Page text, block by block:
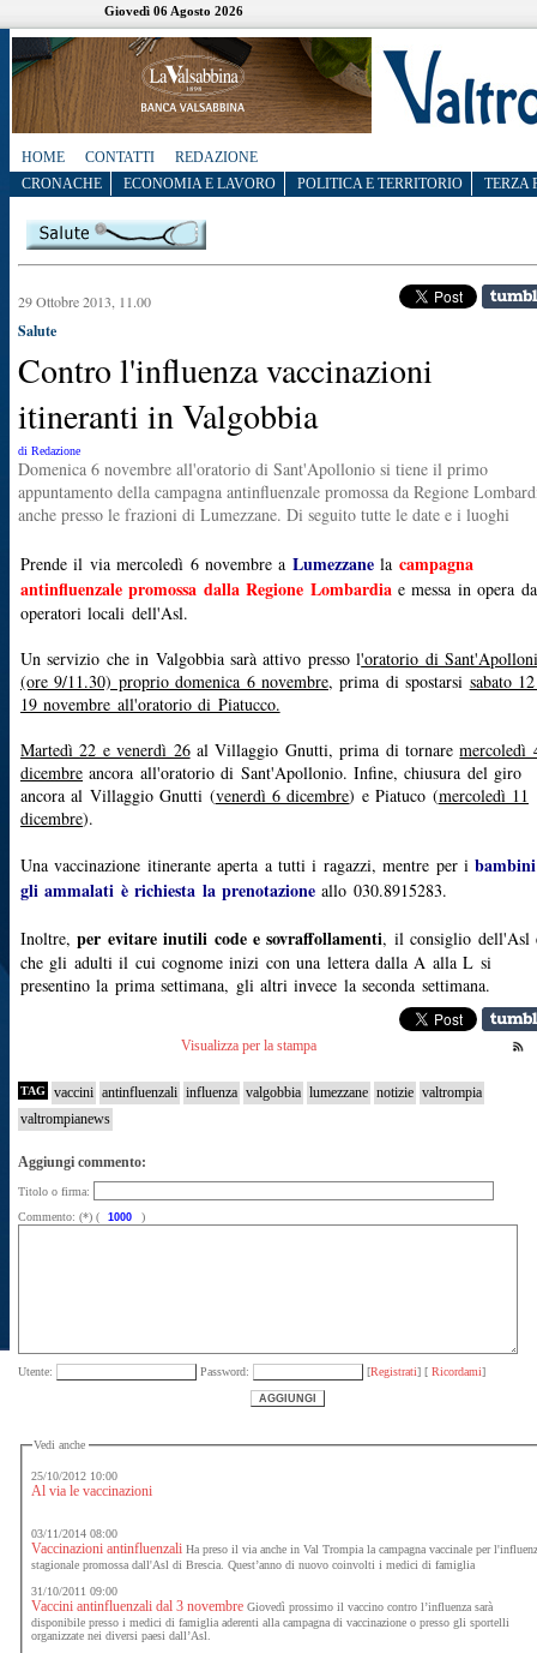
Giovedì 06 Agosto 2026
HOME CONTATTI
REDAZIONE
CRONACHE
ECONOMIA E LAVORO POLITICA E TERRITORIO TERZA
29 Ottobre 2013, 11.00
Salute
Contro l'influenza vaccinazioni
itineranti in Valgobbia
di Redazione
Domenica 6 novembre all'oratorio di Sant'Apollonio si tiene il primo
appuntamento della campagna antinfluenzale promossa da Regione
anche presso le frazioni di Lumezzane. Di seguito tutte le date e i luoghi
Prende il via mercoledì 6 novembre a Lumezzanela campagna
antinfluenzale promossa dalla Regione Lombardiae messa in opera
operatori locali dell'Asl.
Un servizio che in Valgobbia sarà attivo presso l'oratorio di
(ore 9/11.30) proprio domenica 6 novembre, prima di spostarsi sabato
19 novembre all'oratorio di Piatucco.
Martedì 22 e venerdì 26al Villaggio Gnutti, prima di tornaremercoledì
dicembre ancora all'oratorio di Sant'Apollonio. Infine, chiusura del giro
ancora al Villaggio Gnutti (venerdì 6 dicembre) e Piatuco (mercoledì 11
dicembre).
Una vaccinazione itinerante aperta a tutti i ragazzi, mentre per i
gli ammalati è richiesta la prenotazione allo 030.8915283.
Inoltre,per evitare inutili code e sovraffollamenti, il consiglio dell'Asl
che gli adulti il cui cognome inizi con una lettera dalla A alla L si
presentino la prima settimana, gli altri invece la seconda settimana.
Visualizza per la stampa
TAG vaccini antinfluenzali influenza valgobbia lumezzane notizie valtrompia
valtrompianews
Aggiungi commento:
Titolo o firma:
Commento: (*) (
)
Utente: Password: [Registrati] [ Ricordami]
Vedi anche
25/10/2012 10:00
Al via le vaccinazioni
03/11/2014 08:00
Vaccinazioni antinfluenzali Ha preso il via anche in Val Trompia la campagna vaccinale per
stagionale promossa dall'Asl di Brescia. Quest’anno di nuovo coinvolti i medici di famiglia
31/10/2011 09:00
Vaccini antinfluenzali dal 3 novembre Giovedì prossimo il vaccino contro l’influenza sarà
disponibile presso i medici di famiglia aderenti alla campagna di vaccinazione o presso gli sportelli
organizzate nei diversi paesi dall’Asl.